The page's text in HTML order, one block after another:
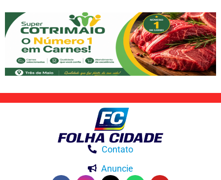
Contato
Anuncie